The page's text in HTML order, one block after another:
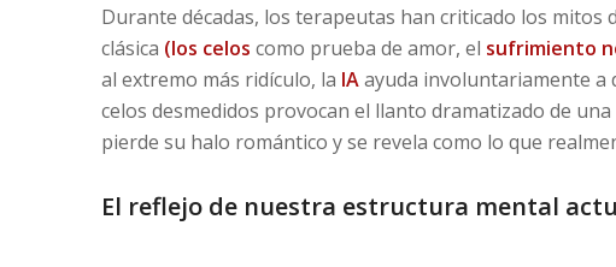
Durante décadas, los terapeutas han criticado los mitos
clásica (los celos como prueba de amor, el sufrimiento
al extremo más ridículo, la IAayuda involuntariamente a
celos desmedidos provocan el llanto dramatizado de
pierde su halo romántico y se revela como lo que
El reflejo de nuestra estructura mental